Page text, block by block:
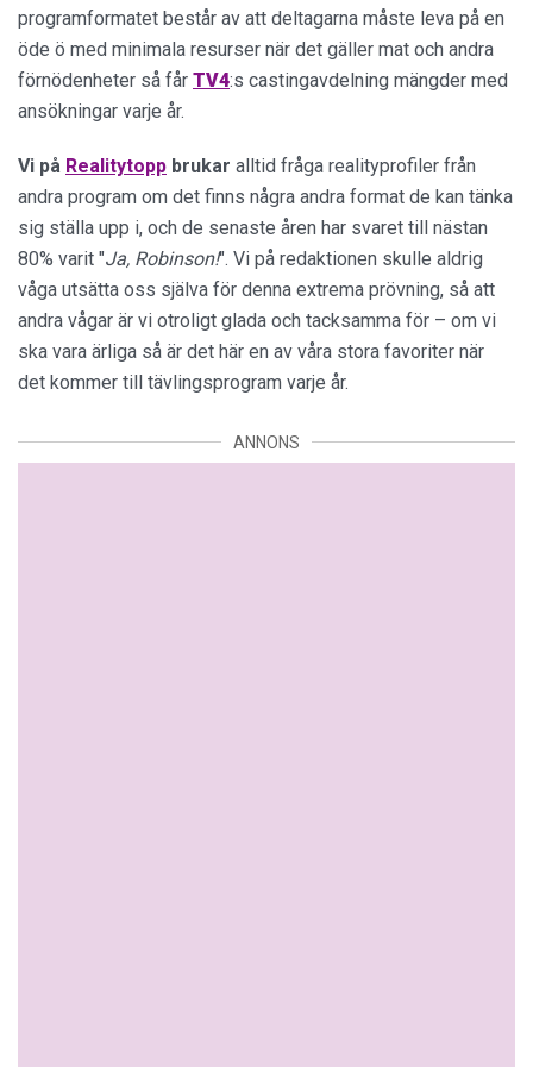
programformatet består av att deltagarna måste leva på en
öde ö med minimala resurser när det gäller mat och andra
förnödenheter så får TV4:s castingavdelning mängder med
ansökningar varje år.
Vi på Realitytopp brukar alltid fråga realityprofiler från
andra program om det finns några andra format de kan tänka
sig ställa upp i, och de senaste åren har svaret till nästan
80% varit "Ja, Robinson!". Vi på redaktionen skulle aldrig
våga utsätta oss själva för denna extrema prövning, så att
andra vågar är vi otroligt glada och tacksamma för – om vi
ska vara ärliga så är det här en av våra stora favoriter när
det kommer till tävlingsprogram varje år.
ANNONS